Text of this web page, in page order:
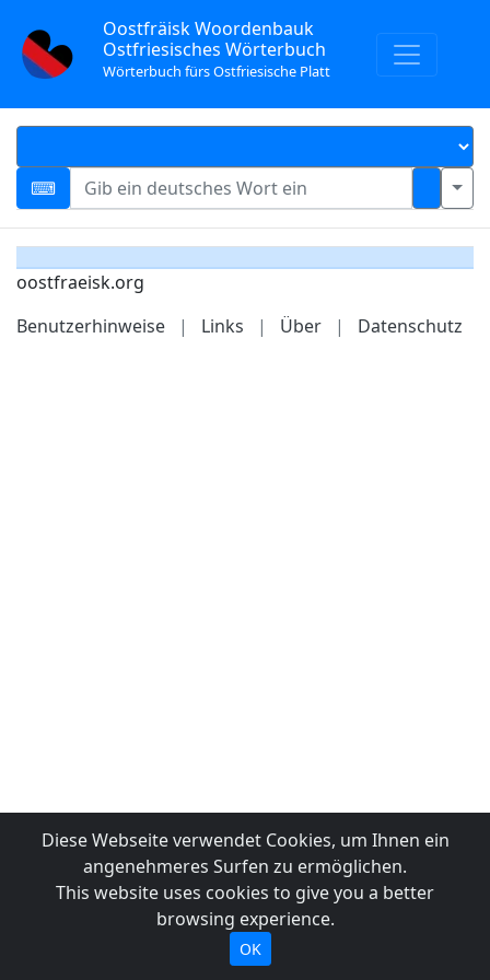
Oostfräisk Woordenbauk
Ostfriesisches Wörterbuch
Wörterbuch fürs Ostfriesische Platt
oostfraeisk.org
Benutzerhinweise
| Links | Über | Datenschutz
Diese Webseite verwendet Cookies, um Ihnen ein
angenehmeres Surfen zu ermöglichen.
This website uses cookies to give you a better
browsing experience.
OK